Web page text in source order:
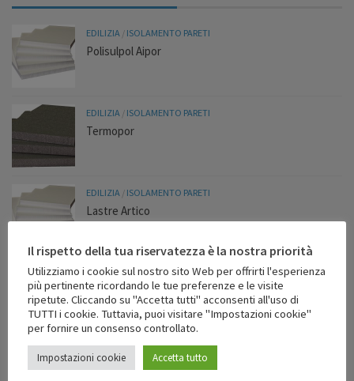
EDILIZIA / ISOLAMENTO PARETI
Polisulpol Aipor
EDILIZIA / ISOLAMENTO PARETI
Termopor
EDILIZIA / ISOLAMENTO PARETI
Lastre Artico
EDILIZIA /ISOLAMENTO PARETI
Artico 100-31 Relax Etics
EDILIZIA ISOLAMENTO PARETI
Scaccomatto
Il rispetto della tua riservatezza è la nostra priorità
Utilizziamo i cookie sul nostro sito Web per offrirti l'esperienza
più pertinente ricordando le tue preferenze e le visite
ripetute. Cliccando su "Accetta tutti" acconsenti all'uso di
TUTTI i cookie. Tuttavia, puoi visitare "Impostazioni cookie"
per fornire un consenso controllato.
Impostazioni cookie Accetta tutto